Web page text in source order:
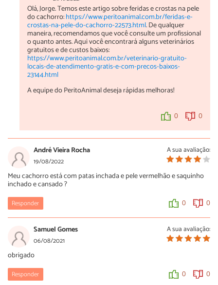
Olá, Jorge. Temos este artigo sobre feridas e crostas na pele
do cachorro:https://www.peritoanimal.com.br/feridas-e-
crostas-na-pele-do-cachorro-22573.html. De qualquer
maneira, recomendamos que você consulte um profissional
o quanto antes. Aqui você encontrará alguns veterinários
gratuitos e de custos baixos:
https://www.peritoanimal.com.br/veterinario-gratuito-
locais-de-atendimento-gratis-e-com-precos-baixos-
23144.html
A equipe do PeritoAnimal deseja rápidas melhoras!
0 0
A sua avaliação:
André Vieira Rocha
19/08/2022
Meu cachorro está com patas inchada e pele vermelhão e saquinho
inchado e cansado ?
Responder 0 0
A sua avaliação:
Samuel Gomes
06/08/2021
obrigado
Responder 0 0